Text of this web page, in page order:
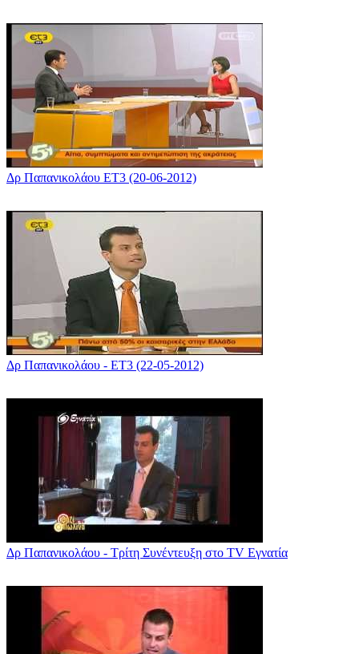
Δρ Παπανικολάου ΕΤ3 (20-06-2012)
Δρ Παπανικολάου - ΕΤ3 (22-05-2012)
Δρ Παπανικολάου - Τρίτη Συνέντευξη στο TV Εγνατία